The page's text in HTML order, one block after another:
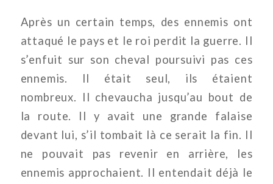
Après un certain temps, des ennemis ont
attaqué le pays et le roi perdit la guerre. Il
s’enfuit sur son cheval poursuivi pas ces
ennemis. Il était seul, ils étaient
nombreux. Il chevaucha jusqu’au bout de
la route. Il y avait une grande falaise
devant lui, s’il tombait là ce serait la fin. Il
ne pouvait pas revenir en arrière, les
ennemis approchaient. Il entendait déjà le